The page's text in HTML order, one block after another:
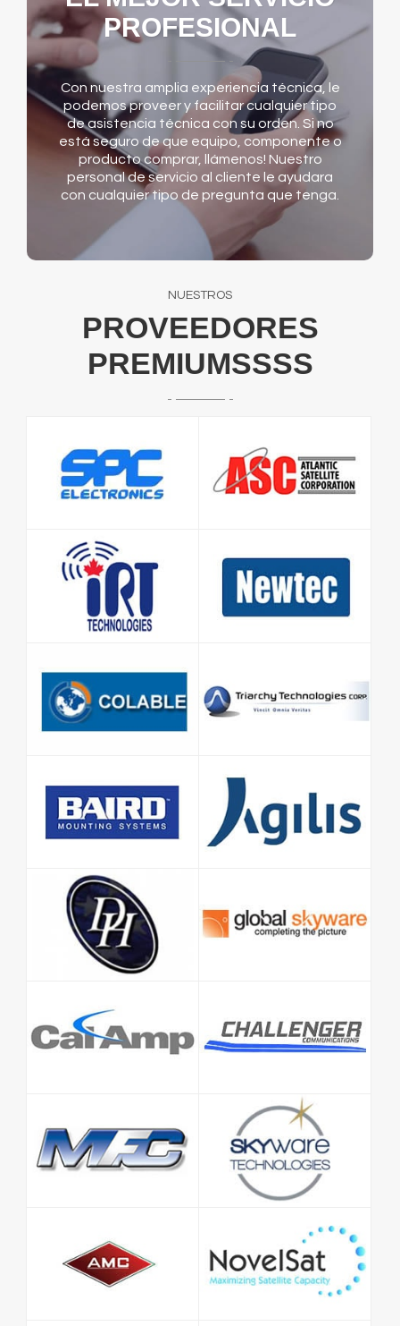
PROFESIONAL
Con nuestra amplia experiencia técnica, le
podemos proveer y facilitar cualquier tipo
de asistencia técnica con su orden. Si no
está seguro de que equipo, componente o
producto comprar, llámenos! Nuestro
personal de servicio al cliente le ayudara
con cualquier tipo de pregunta que tenga.
NUESTROS
PROVEEDORES
PREMIUMSSSS